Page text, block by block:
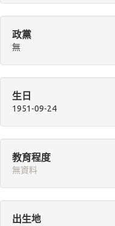
政黨
無
生日
1951-09-24
教育程度
無資料
出生地